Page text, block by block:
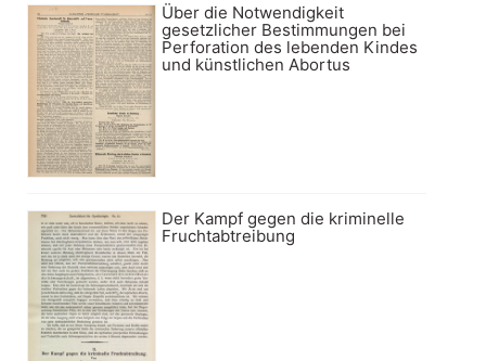
Über die Notwendigkeit
gesetzlicher Bestimmungen bei
Perforation des lebenden Kindes
und künstlichen Abortus
Der Kampf gegen die kriminelle
Fruchtabtreibung